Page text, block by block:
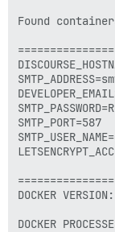
Found
SMTP_PORT=587
DOCKER
DOCKER